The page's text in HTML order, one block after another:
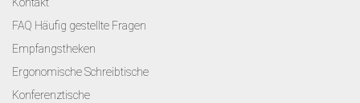
Kontakt
FAQ Häufig gestellte Fragen
Empfangstheken
Ergonomische Schreibtische
Konferenztische